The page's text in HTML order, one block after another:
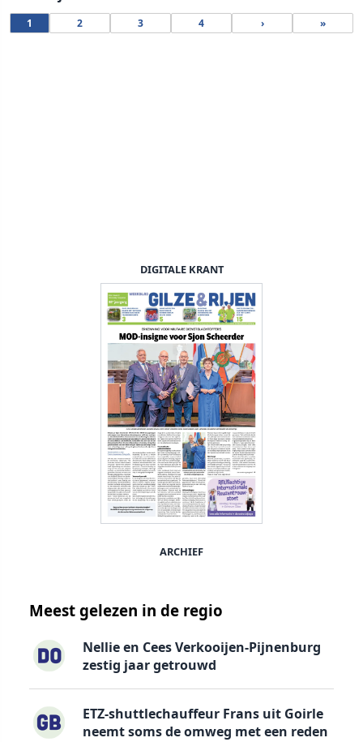
1 2 3 4 › »
DIGITALE KRANT
ARCHIEF
Meest gelezen in de regio
Nellie en Cees Verkooijen-Pijnenburg
zestig jaar getrouwd
ETZ-shuttlechauffeur Frans uit Goirle
neemt soms de omweg met een reden